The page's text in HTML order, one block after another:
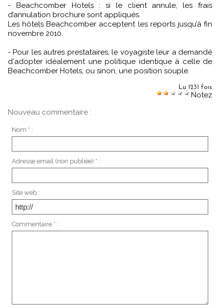
- Beachcomber Hotels : si le client annule, les frais
d’annulation brochure sont appliqués.
Les hôtels Beachcomber acceptent les reports jusqu’à fin
novembre 2010.
- Pour les autres prestataires, le voyagiste leur a demandé
d'adopter idéalement une politique identique à celle de
Beachcomber Hotels, ou sinon, une position souple.
Lu 1231 fois
Notez
Nouveau commentaire :
Nom * :
Adresse email (non publiée) * :
Site web :
Commentaire * :